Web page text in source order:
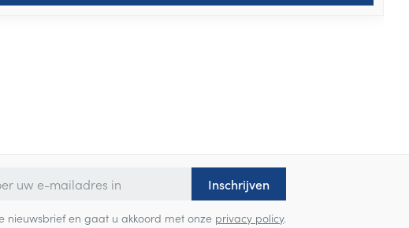
Inschrijven
nieuwsbrief en gaat u akkoord met onze privacy policy.